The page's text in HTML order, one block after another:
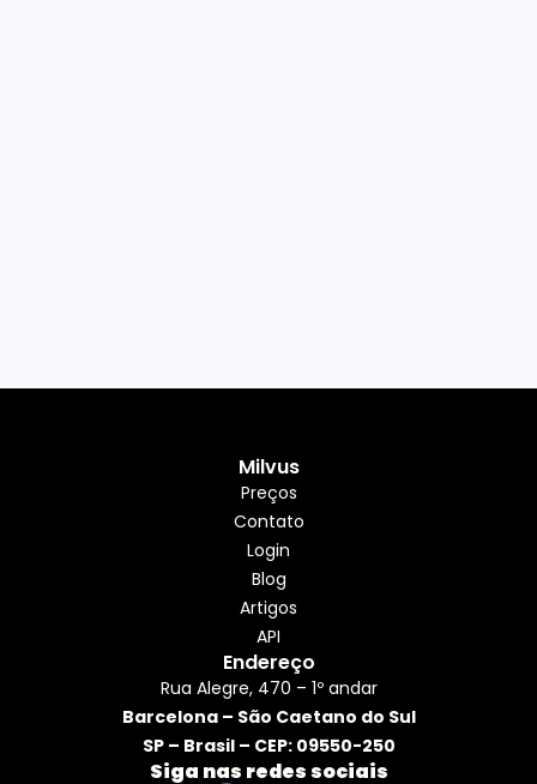
Milvus
Preços
Contato
Login
Blog
Artigos
API
Endereço
Rua Alegre, 470 – 1º andar
Barcelona – São Caetano do Sul
SP – Brasil – CEP: 09550-250
Siga nas redes sociais